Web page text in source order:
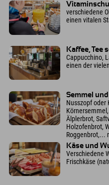
verschiedene
einen vitalen
Kaffee, Tee
Cappucchino,
einen der
Semmel
Nusszopf oder
Älplerbrot,
Holzofenbrot,
Roggenbrot,...
Käse und
Verschiedene
Frischkäse